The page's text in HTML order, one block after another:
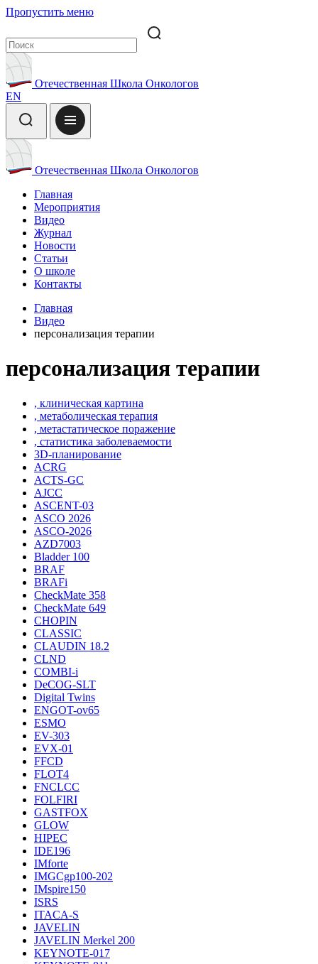
Пропустить меню
Отечественная Школа Онкологов
EN
Отечественная Школа Онкологов
Главная
Мероприятия
Видео
Журнал
Новости
Статьи
О школе
Контакты
Главная
Видео
персонализация терапии
персонализация терапии
, клиническая картина
, метаболическая терапия
, метастатическое поражение
, статистика заболеваемости
3D-планирование
ACRG
ACTS-GC
AJCC
ASCENT-03
ASCO 2026
ASCO-2026
AZD7003
Bladder 100
BRAF
BRAFi
CheckMate 358
CheckMate 649
CHOPIN
CLASSIС
CLAUDIN 18.2
CLND
COMBI-i
DeCOG-SLT
Digital Twins
ENGOT-ov65
ESMO
EV-303
EVX-01
FFCD
FLOT4
FNCLCC
FOLFIRI
GASTFOX
GLOW
HIPEC
IDE196
IMforte
IMGCgp100-202
IMspire150
ISRS
ITACA-S
JAVELIN
JAVELIN Merkel 200
KEYNOTE-017